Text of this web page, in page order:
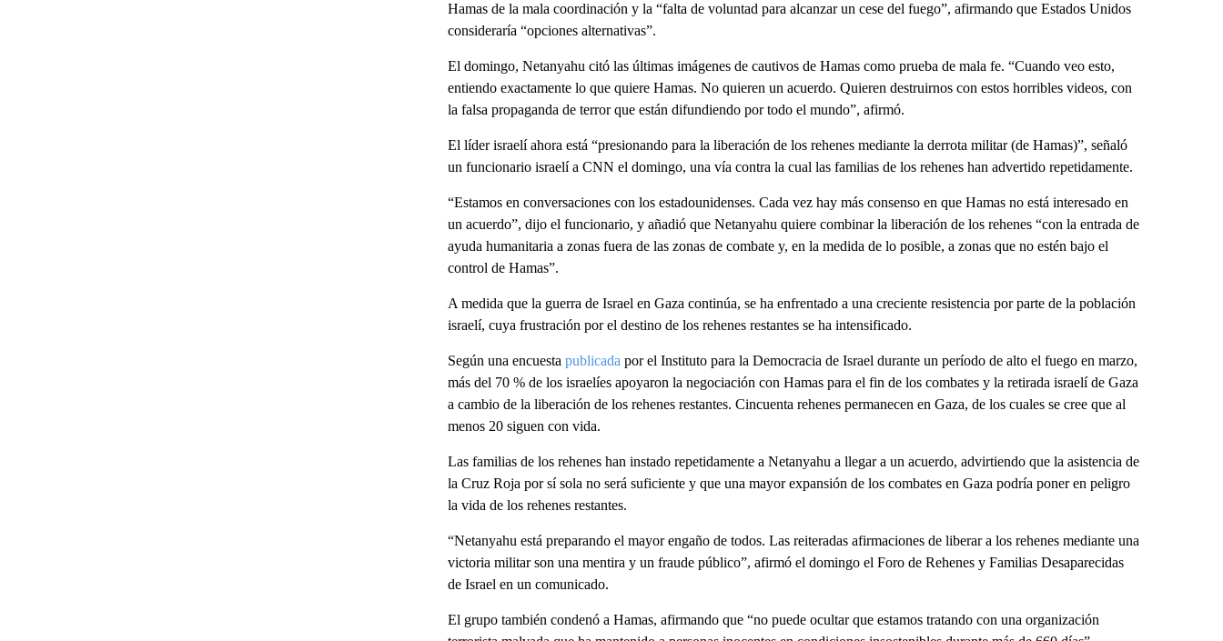
Hamas de la mala coordinación y la “falta de voluntad para alcanzar un cese del fuego”, afirmando que Estados Unidos
consideraría “opciones alternativas”.
El domingo, Netanyahu citó las últimas imágenes de cautivos de Hamas como prueba de mala fe. “Cuando veo esto,
entiendo exactamente lo que quiere Hamas. No quieren un acuerdo. Quieren destruirnos con estos horribles videos, con
la falsa propaganda de terror que están difundiendo por todo el mundo”, afirmó.
El líder israelí ahora está “presionando para la liberación de los rehenes mediante la derrota militar (de Hamas)”, señaló
un funcionario israelí a CNN el domingo, una vía contra la cual las familias de los rehenes han advertido repetidamente.
“Estamos en conversaciones con los estadounidenses. Cada vez hay más consenso en que Hamas no está interesado en
un acuerdo”, dijo el funcionario, y añadió que Netanyahu quiere combinar la liberación de los rehenes “con la entrada de
ayuda humanitaria a zonas fuera de las zonas de combate y, en la medida de lo posible, a zonas que no estén bajo el
control de Hamas”.
A medida que la guerra de Israel en Gaza continúa, se ha enfrentado a una creciente resistencia por parte de la población
israelí, cuya frustración por el destino de los rehenes restantes se ha intensificado.
Según una encuesta publicada por el Instituto para la Democracia de Israel durante un período de alto el fuego en marzo,
más del 70 % de los israelíes apoyaron la negociación con Hamas para el fin de los combates y la retirada israelí de Gaza
a cambio de la liberación de los rehenes restantes. Cincuenta rehenes permanecen en Gaza, de los cuales se cree que al
menos 20 siguen con vida.
Las familias de los rehenes han instado repetidamente a Netanyahu a llegar a un acuerdo, advirtiendo que la asistencia de
la Cruz Roja por sí sola no será suficiente y que una mayor expansión de los combates en Gaza podría poner en peligro
la vida de los rehenes restantes.
“Netanyahu está preparando el mayor engaño de todos. Las reiteradas afirmaciones de liberar a los rehenes mediante una
victoria militar son una mentira y un fraude público”, afirmó el domingo el Foro de Rehenes y Familias Desaparecidas
de Israel en un comunicado.
El grupo también condenó a Hamas, afirmando que “no puede ocultar que estamos tratando con una organización